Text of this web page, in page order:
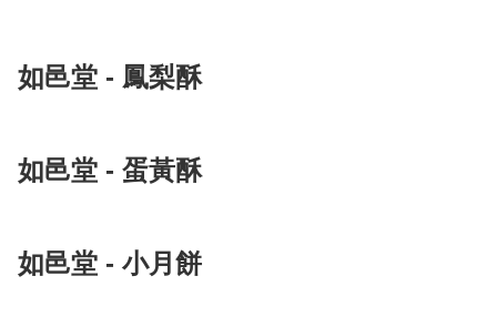
如邑堂 - 鳳梨酥
如邑堂 - 蛋黃酥
如邑堂 - 小月餅